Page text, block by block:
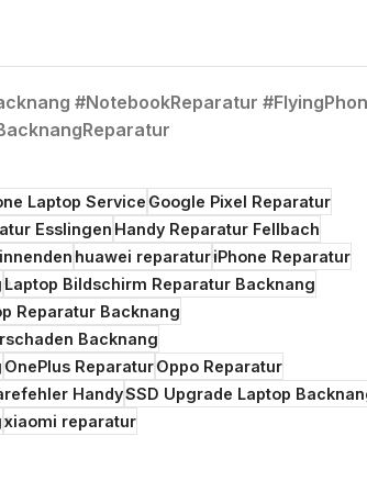
#NotebookReparatur
Laptop ServiceGoogle Pixel Reparatur
EsslingenHandy Reparatur Fellbach
huawei reparaturiPhone Reparatur
Laptop Bildschirm Reparatur Backnang
Reparatur Backnang
Backnang
OnePlus ReparaturOppo Reparatur
HandySSD Upgrade Laptop
xiaomi reparatur